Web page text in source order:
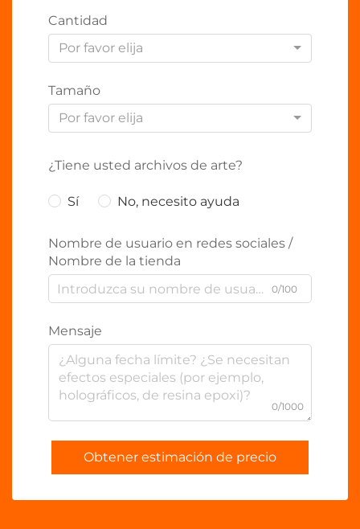
Cantidad
Por favor elija
Tamaño
Por favor elija
¿Tiene usted archivos de arte?
Sí No, necesito ayuda
Nombre de usuario en redes sociales /
Nombre de la tienda
0/100
Mensaje
0/1000
Obtener estimación de precio